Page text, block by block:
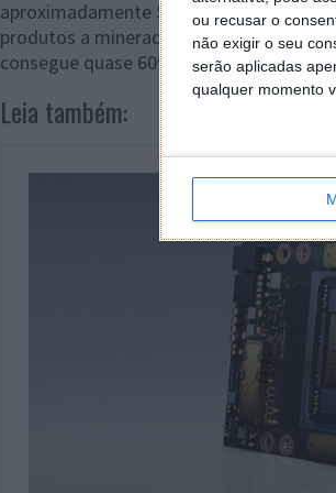
ou recusar o
não exigir o seu
serão aplicadas
qualquer momento
aproximadamente 50 milhões de
produtos a mineradores industriais e
consegue quase 60% das suas
Leia também: